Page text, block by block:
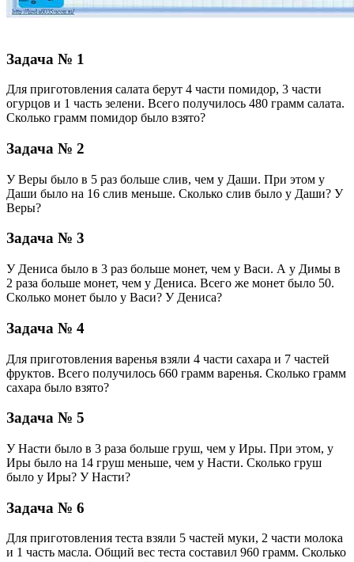
Задача № 1
Для приготовления салата берут 4 части помидор, 3 части
огурцов и 1 часть зелени. Всего получилось 480 грамм салата.
Сколько грамм помидор было взято?
Задача № 2
У Веры было в 5 раз больше слив, чем у Даши. При этом у
Даши было на 16 слив меньше. Сколько слив было у Даши? У
Веры?
Задача № 3
У Дениса было в 3 раз больше монет, чем у Васи. А у Димы в
2 раза больше монет, чем у Дениса. Всего же монет было 50.
Сколько монет было у Васи? У Дениса?
Задача № 4
Для приготовления варенья взяли 4 части сахара и 7 частей
фруктов. Всего получилось 660 грамм варенья. Сколько грамм
сахара было взято?
Задача № 5
У Насти было в 3 раза больше груш, чем у Иры. При этом, у
Иры было на 14 груш меньше, чем у Насти. Сколько груш
было у Иры? У Насти?
Задача № 6
Для приготовления теста взяли 5 частей муки, 2 части молока
и 1 часть масла. Общий вес теста составил 960 грамм. Сколько